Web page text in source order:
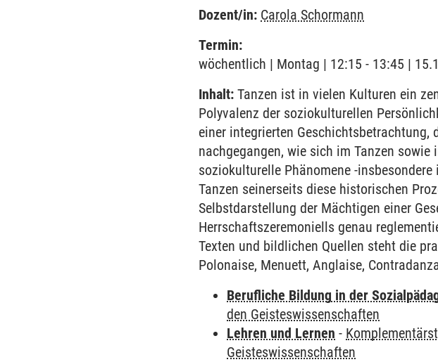
Dozent/in: Carola Schormann
Termin:
wöchentlich | Montag | 12:15 - 13:45 |
Inhalt: Tanzen ist in vielen Kulturen ein
Polyvalenz der soziokulturellen
einer integrierten
nachgegangen, wie sich im Tanzen
soziokulturelle Phänomene -
Tanzen seinerseits diese historischen
Selbstdarstellung der Mächtigen einer
Herrschaftszeremoniells genau
Texten und bildlichen Quellen steht die
Polonaise, Menuett, Anglaise,
Berufliche Bildung in der
den Geisteswissenschaften
Lehren und Lernen -
Geisteswissenschaften